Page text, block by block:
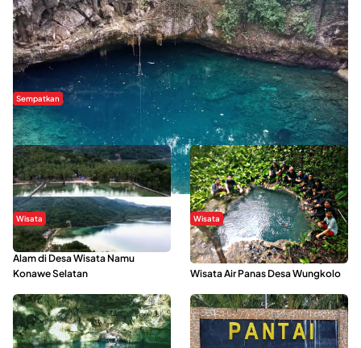
Sempatkan
Danau Rebi-Rebi, Pesona Alam Tersembunyi di Morowali
Wisata
Menikmati Suasana Keindahan
Alam di Desa Wisata Namu
Konawe Selatan
Wisata
Sering Menjadi Tempat Refreshing
Mahasiswa KKN, Yuk Kunjungi
Wisata Air Panas Desa Wungkolo